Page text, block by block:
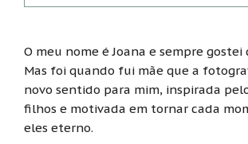
O meu nome é Joana e sempre
Mas foi quando fui mãe que a
novo sentido para mim, inspirada
filhos e motivada em tornar cada
eles eterno.